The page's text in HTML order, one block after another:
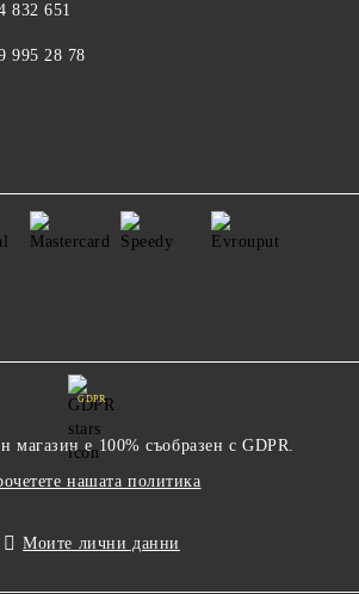
832 651
995 28 78
GDPR
магазин е 100% съобразен с GDPR.
нашата политика
Моите лични данни